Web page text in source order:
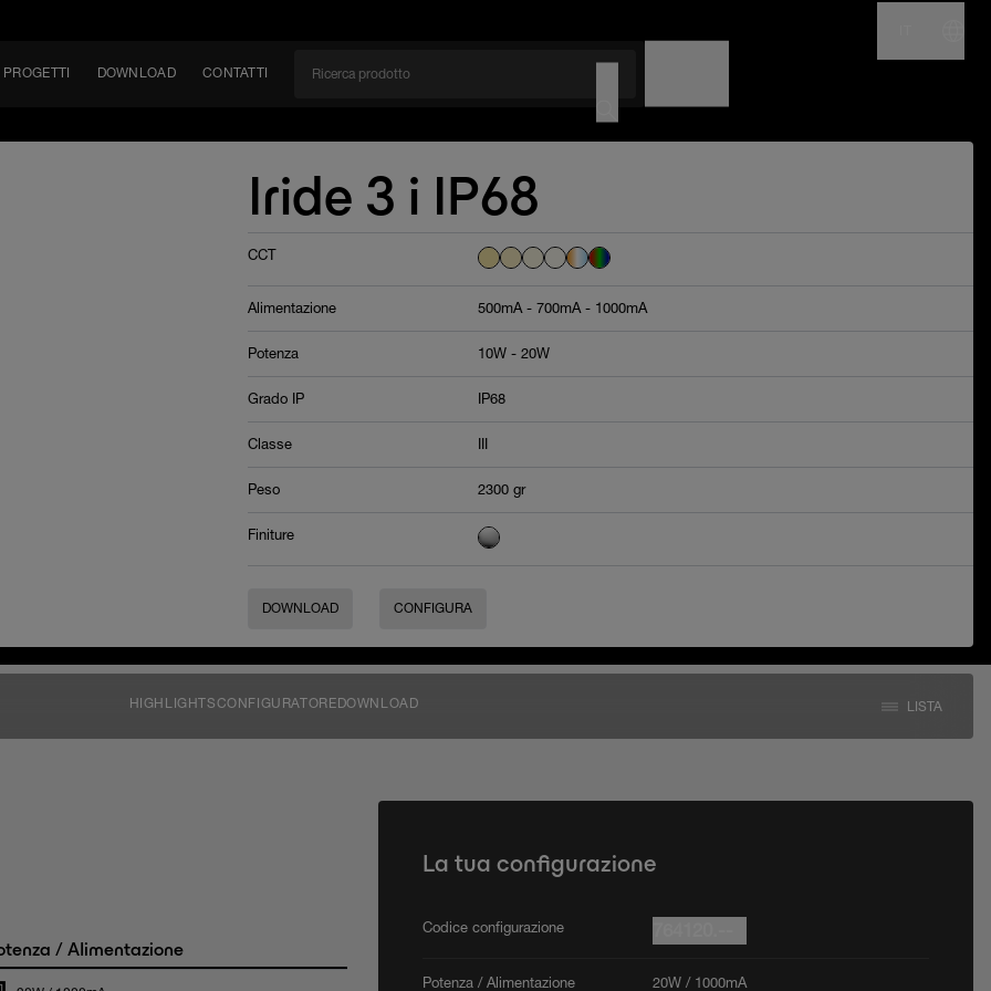
PROGETTI DOWNLOAD CONTATTI
NOME
Iride 3 i IP68
CCT
Alimentazione 500mA - 700mA - 1000mA
Potenza 10W - 20W
Grado IP IP68
Classe
Peso 2300 gr
Finiture
DOWNLOAD CONFIGURA
HIGHLIGHTSCONFIGURATORE DOWNLOAD LISTA
/ Alimentazione
La tua configurazione
Codice configurazione
Potenza / Alimentazione 20W / 1000mA